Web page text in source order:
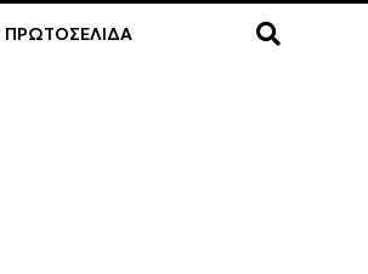
ΠΡΩΤΟΣΕΛΙΔΑ